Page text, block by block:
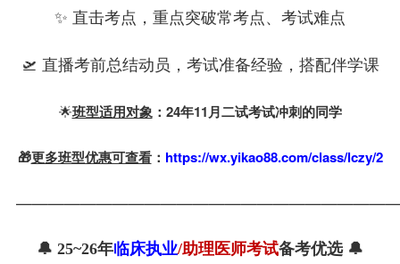
✨ 直击考点，重点突破常考点、考试难点
🛫 直播考前总结动员，考试准备经验，搭配伴学课
🌟班型适用对象：24年11月二试考试冲刺的同学
🎁更多班型优惠可查看： https://wx.yikao88.com/class/lczy/2
🔔 25~26年临床执业/助理医师考试备考优选 🔔